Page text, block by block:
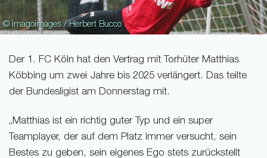
© imagoimages / Herbert Bucco
Der 1. FC Köln hat den Vertrag mit Torhüter Matthias
Köbbing um zwei Jahre bis 2025 verlängert. Das teilte
der Bundesligist am Donnerstag mit.
„Matthias ist ein richtig guter Typ und ein super
Teamplayer, der auf dem Platz immer versucht, sein
Bestes zu geben, sein eigenes Ego stets zurückstellt